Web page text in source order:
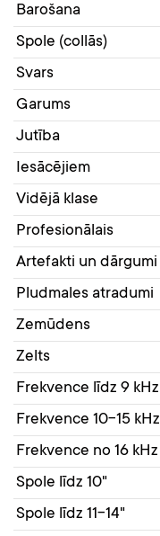
Barošana
Spole (collās)
Svars
Garums
Jutība
Iesācējiem
Vidējā klase
Profesionālais
Artefakti un dārgumi
Pludmales atradumi
Zemūdens
Zelts
Frekvence līdz 9 kHz
Frekvence 10-15 kHz
Frekvence no 16 kHz
Spole līdz 10"
Spole līdz 11-14"